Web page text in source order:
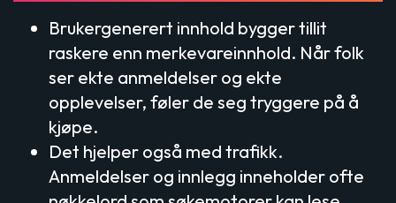
Brukergenerert innhold bygger tillit
raskere enn merkevareinnhold. Når folk
ser ekte anmeldelser og ekte
opplevelser, føler de seg tryggere på å
kjøpe.
Det hjelper også med trafikk.
Anmeldelser og innlegg inneholder ofte